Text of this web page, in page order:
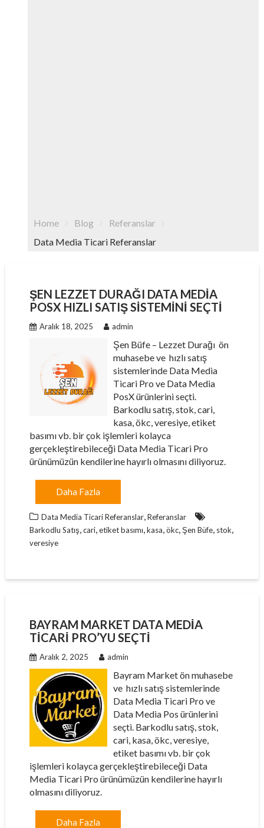
Home Blog
Referanslar
Data Media Ticari Referanslar
ŞEN LEZZET DURAĞI DATA MEDIA
POSX HIZLI SATIŞ SISTEMINI SEÇTI
Aralık 18, 2025 admin
Şen Büfe – Lezzet Durağı ön
muhasebe ve hızlı satış
sistemlerinde Data Media
Ticari Pro ve Data Media
PosX ürünlerini seçti.
Barkodlu satış, stok, cari,
kasa, ökc, veresiye, etiket
basımı vb. bir çok işlemleri kolayca
gerçekleştirebileceği Data Media Ticari Pro
ürünümüzün kendilerine hayırlı olmasını diliyoruz.
Daha Fazla
Data Media Ticari Referanslar,Referanslar
Barkodlu Satış,cari,etiket basımı,kasa,ökc,Şen Büfe, stok,
veresiye
BAYRAM MARKET DATA MEDIA
TICARI PRO’YU SEÇTI
Aralık 2, 2025 admin
Bayram Market ön muhasebe
ve hızlı satış sistemlerinde
Data Media Ticari Pro ve
Data Media Pos ürünlerini
seçti. Barkodlu satış, stok,
cari, kasa, ökc, veresiye,
etiket basımı vb. bir çok
işlemleri kolayca gerçekleştirebileceği Data
Media Ticari Pro ürünümüzün kendilerine hayırlı
olmasını diliyoruz.
Daha Fazla